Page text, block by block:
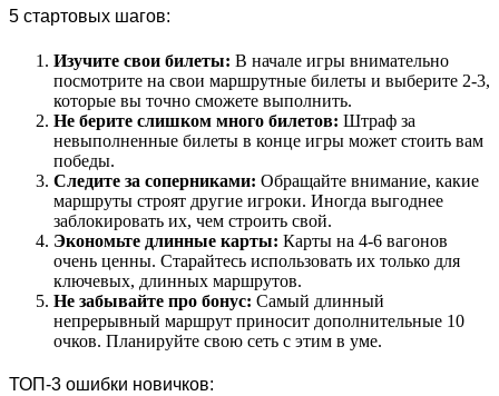
5 стартовых шагов:
Изучите свои билеты: В начале игры внимательно
посмотрите на свои маршрутные билеты и выберите 2-3,
которые вы точно сможете выполнить.
Не берите слишком много билетов: Штраф за
невыполненные билеты в конце игры может стоить вам
победы.
Следите за соперниками: Обращайте внимание, какие
маршруты строят другие игроки. Иногда выгоднее
заблокировать их, чем строить свой.
Экономьте длинные карты: Карты на 4-6 вагонов
очень ценны. Старайтесь использовать их только для
ключевых, длинных маршрутов.
Не забывайте про бонус: Самый длинный
непрерывный маршрут приносит дополнительные 10
очков. Планируйте свою сеть с этим в уме.
ТОП-3 ошибки новичков: